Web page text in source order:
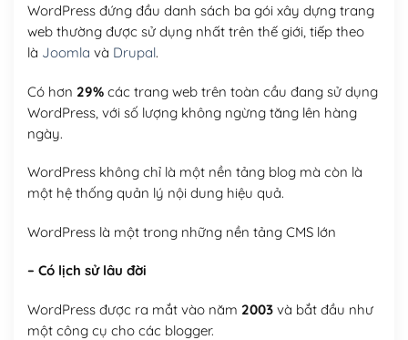
WordPress đứng đầu danh sách ba gói xây dựng trang
web thường được sử dụng nhất trên thế giới, tiếp theo
là Joomla và Drupal.
Có hơn 29%các trang web trên toàn cầu đang sử dụng
WordPress, với số lượng không ngừng tăng lên hàng
ngày.
WordPress không chỉ là một nền tảng blog mà còn là
một hệ thống quản lý nội dung hiệu quả.
WordPress là một trong những nền tảng CMS lớn
– Có lịch sử lâu đời
WordPress được ra mắt vào năm 2003và bắt đầu như
một công cụ cho các blogger.